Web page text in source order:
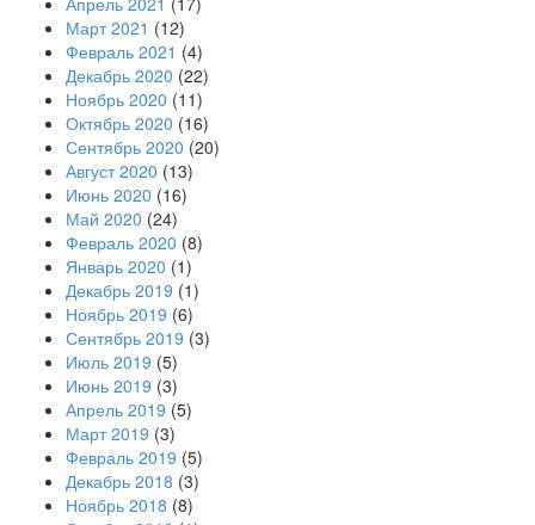
Март 2021 (12)
Февраль 2021 (4)
Декабрь 2020 (22)
Ноябрь 2020 (11)
Октябрь 2020 (16)
Сентябрь 2020 (20)
Август 2020 (13)
Июнь 2020 (16)
Май 2020 (24)
Февраль 2020 (8)
Январь 2020 (1)
Декабрь 2019 (1)
Ноябрь 2019 (6)
Сентябрь 2019 (3)
Июль 2019 (5)
Июнь 2019 (3)
Апрель 2019 (5)
Март 2019 (3)
Февраль 2019 (5)
Декабрь 2018 (3)
Ноябрь 2018 (8)